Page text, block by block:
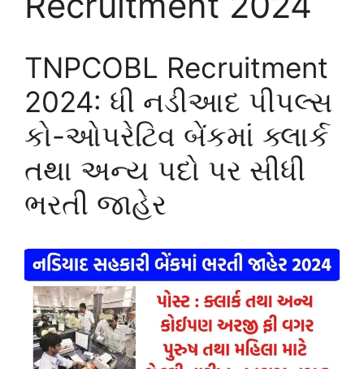
TNPCOBL Recruitment
2024: ધી નડીઆદ પીપલ્સ
કો-ઓપરેટિવ બેંકમાં ક્લાર્ક
તથા અન્ય પદો પર સીધી
ભરતી જાહેર